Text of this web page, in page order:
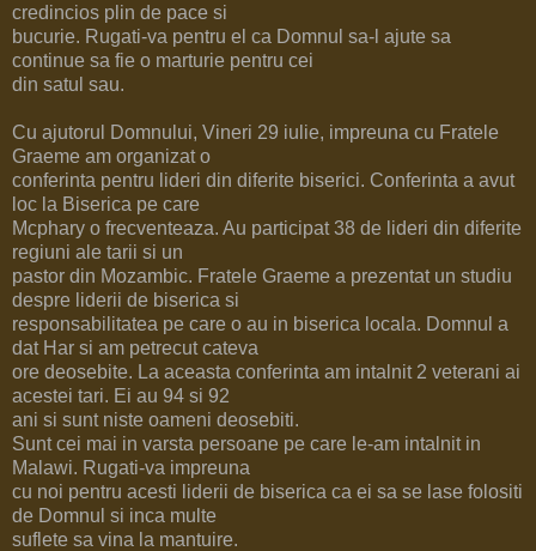
credincios plin de pace si
bucurie. Rugati-va pentru el ca Domnul sa-l ajute sa
continue sa fie o marturie pentru cei
din satul sau.
Cu ajutorul Domnului, Vineri 29 iulie, impreuna cu Fratele
Graeme am organizat o
conferinta pentru lideri din diferite biserici. Conferinta a avut
loc la Biserica pe care
Mcphary o frecventeaza. Au participat 38 de lideri din diferite
regiuni ale tarii si un
pastor din Mozambic. Fratele Graeme a prezentat un studiu
despre liderii de biserica si
responsabilitatea pe care o au in biserica locala. Domnul a
dat Har si am petrecut cateva
ore deosebite. La aceasta conferinta am intalnit 2 veterani ai
acestei tari. Ei au 94 si 92
ani si sunt niste oameni deosebiti.
Sunt cei mai in varsta persoane pe care le-am intalnit in
Malawi. Rugati-va impreuna
cu noi pentru acesti liderii de biserica ca ei sa se lase folositi
de Domnul si inca multe
suflete sa vina la mantuire.